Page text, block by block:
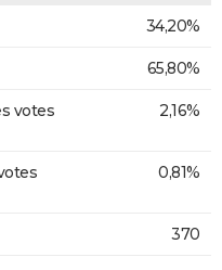
34,20%
65,80%
votes
2,16%
0,81%
370